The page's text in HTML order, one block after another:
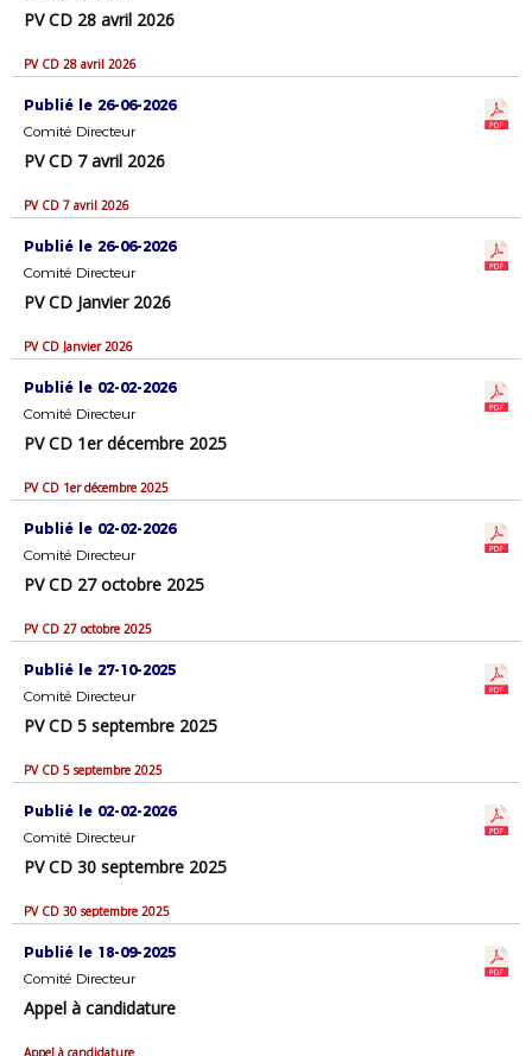
PV CD 28 avril 2026
PV CD 28 avril 2026
Publié le 26-06-2026
Comité Directeur
PV CD 7 avril 2026
PV CD 7 avril 2026
Publié le 26-06-2026
Comité Directeur
PV CD Janvier 2026
PV CD Janvier 2026
Publié le 02-02-2026
Comité Directeur
PV CD 1er décembre 2025
PV CD 1er décembre 2025
Publié le 02-02-2026
Comité Directeur
PV CD 27 octobre 2025
PV CD 27 octobre 2025
Publié le 27-10-2025
Comité Directeur
PV CD 5 septembre 2025
PV CD 5 septembre 2025
Publié le 02-02-2026
Comité Directeur
PV CD 30 septembre 2025
PV CD 30 septembre 2025
Publié le 18-09-2025
Comité Directeur
Appel à candidature
Appel à candidature